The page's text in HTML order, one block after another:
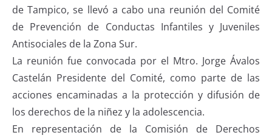
de Tampico, se llevó a cabo una reunión del Comité
de Prevención de Conductas Infantiles y Juveniles
Antisociales de la Zona Sur.
La reunión fue convocada por el Mtro. Jorge Ávalos
Castelán Presidente del Comité, como parte de las
acciones encaminadas a la protección y difusión de
los derechos de la niñez y la adolescencia.
En representación de la Comisión de Derechos